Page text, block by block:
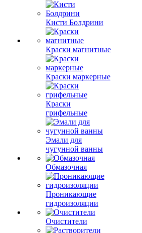
Кисти Болдрини
Краски магнитные
Краски маркерные
Краски
грифельные
Эмали для
чугунной ванны
Обмазочная
Проникающие
гидроизоляции
Очистители